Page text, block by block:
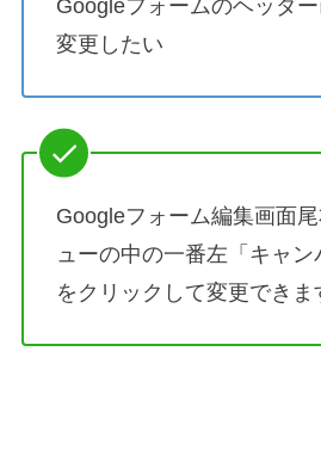
Googleフォームのヘッダ
変更したい
Googleフォーム編集画面
ューの中の一番左「キャ
をクリックして変更できま